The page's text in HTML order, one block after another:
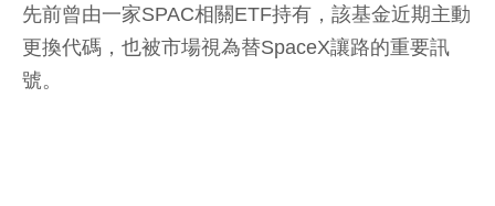
先前曾由一家SPAC相關ETF持有，該基金近期主動
更換代碼，也被市場視為替SpaceX讓路的重要訊
號。